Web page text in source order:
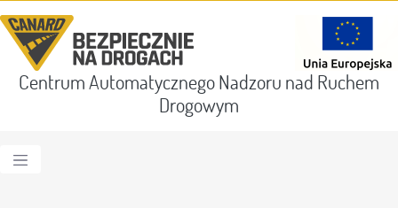
Centrum Automatycznego Nadzoru nad Ruchem
Drogowym